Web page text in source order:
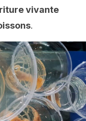
vivante
.